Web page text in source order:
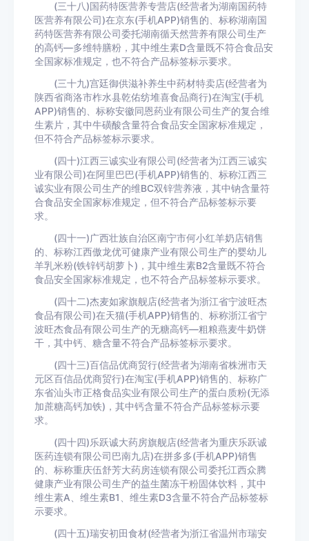
(三十八)国药特医营养专营店(经营者为湖南国药特
医营养有限公司)在京东(手机APP)销售的、标称湖南国
药特医营养有限公司委托湖南循天然营养有限公司生产
的高钙—多维特膳粉，其中维生素D含量既不符合食品安
全国家标准规定，也不符合产品标签标示要求。
(三十九)宫廷御供滋补养生中药材特卖店(经营者为
陕西省商洛市柞水县乾佑纺堆喜食品商行)在淘宝(手机
APP)销售的、标称安徽同恩药业有限公司生产的复合维
生素片，其中牛磺酸含量符合食品安全国家标准规定，
但不符合产品标签标示要求。
(四十)江西三诚实业有限公司(经营者为江西三诚实
业有限公司)在阿里巴巴(手机APP)销售的、标称江西三
诚实业有限公司生产的维BC双锌营养液，其中钠含量符
合食品安全国家标准规定，但不符合产品标签标示要
求。
(四十一)广西壮族自治区南宁市何小红羊奶店销售
的、标称江西傲龙优可健康产业有限公司生产的婴幼儿
羊乳米粉(铁锌钙胡萝卜)，其中维生素B2含量既不符合
食品安全国家标准规定，也不符合产品标签标示要求。
(四十二)杰麦如家旗舰店(经营者为浙江省宁波旺杰
食品有限公司)在天猫(手机APP)销售的、标称浙江省宁
波旺杰食品有限公司生产的无糖高钙—粗粮燕麦牛奶饼
干，其中钙、糖含量不符合产品标签标示要求。
(四十三)百信品优商贸行(经营者为湖南省株洲市天
元区百信品优商贸行)在淘宝(手机APP)销售的、标称广
东省汕头市正格食品实业有限公司生产的蛋白质粉(无添
加蔗糖高钙加铁)，其中钙含量不符合产品标签标示要
求。
(四十四)乐跃诚大药房旗舰店(经营者为重庆乐跃诚
医药连锁有限公司巴南九店)在拼多多(手机APP)销售
的、标称重庆伍舒芳大药房连锁有限公司委托江西众腾
健康产业有限公司生产的益生菌冻干粉固体饮料，其中
维生素A、维生素B1、维生素D3含量不符合产品标签标
示要求。
(四十五)瑞安初田食材(经营者为浙江省温州市瑞安